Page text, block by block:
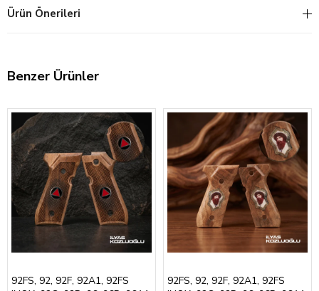
Ürün Önerileri
Benzer Ürünler
92FS, 92, 92F, 92A1, 92FS
92FS, 92, 92F, 92A1, 92FS